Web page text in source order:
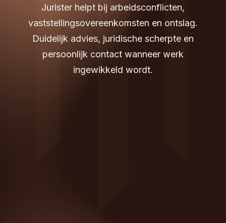
Jurister helpt bij arbeidsconflicten,
vaststellingsovereenkomsten en ontslag.
Duidelijk advies, juridische scherpte en
persoonlijk contact wanneer werk
ingewikkeld wordt.